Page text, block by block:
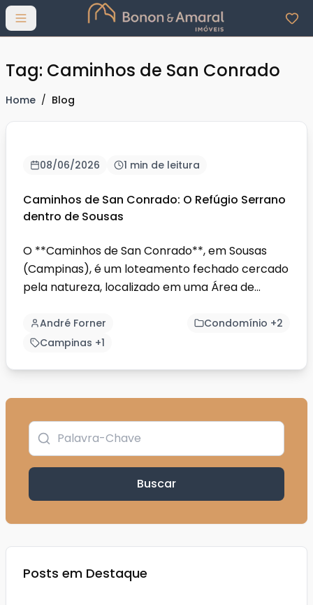
Abrir menu
Tag: Caminhos de San Conrado
Home / Blog
08/06/2026 1 min de leitura
Caminhos de San Conrado: O Refúgio Serrano
dentro de Sousas
O **Caminhos de San Conrado**, em Sousas
(Campinas), é um loteamento fechado cercado
pela natureza, localizado em uma Área de
André Forner
Condomínio +2
Campinas +1
Buscar
Posts em Destaque